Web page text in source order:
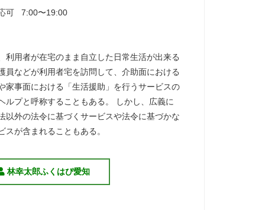
可 7:00〜19:00
利用者が在宅のまま自立した日常生活が出来る
員などが利用者宅を訪問して、介助面における
家事面における「生活援助」を行うサービスの
ルプと呼称することもある。 しかし、広義に
以外の法令に基づくサービスや法令に基づかな
スが含まれることもある。
林幸太郎ふくはぴ愛知